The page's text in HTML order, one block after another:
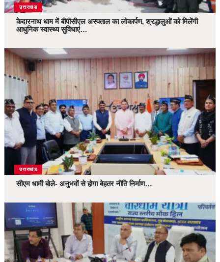
उत्तराखंड
केदारनाथ धाम में बीपीसीएल अस्पताल का लोकार्पण, श्रद्धालुओं को मिलेंगी
आधुनिक स्वास्थ्य सुविधाएं…
उत्तराखंड
सीएम धामी बोले- अनुभवों से होगा बेहतर नीति निर्माण…